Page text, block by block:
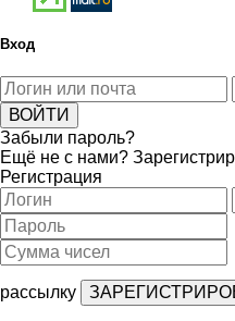
Вход
Забыли пароль?
Ещё не с нами?
Регистрация
рассылку